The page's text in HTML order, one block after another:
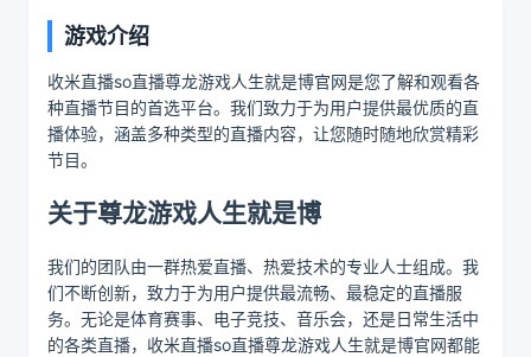
游戏介绍
收米直播so直播尊龙游戏人生就是博官网是您了解和观看各
种直播节目的首选平台。我们致力于为用户提供最优质的直
播体验，涵盖多种类型的直播内容，让您随时随地欣赏精彩
节目。
关于尊龙游戏人生就是博
我们的团队由一群热爱直播、热爱技术的专业人士组成。我
们不断创新，致力于为用户提供最流畅、最稳定的直播服
务。无论是体育赛事、电子竞技、音乐会，还是日常生活中
的各类直播，收米直播so直播尊龙游戏人生就是博官网都能